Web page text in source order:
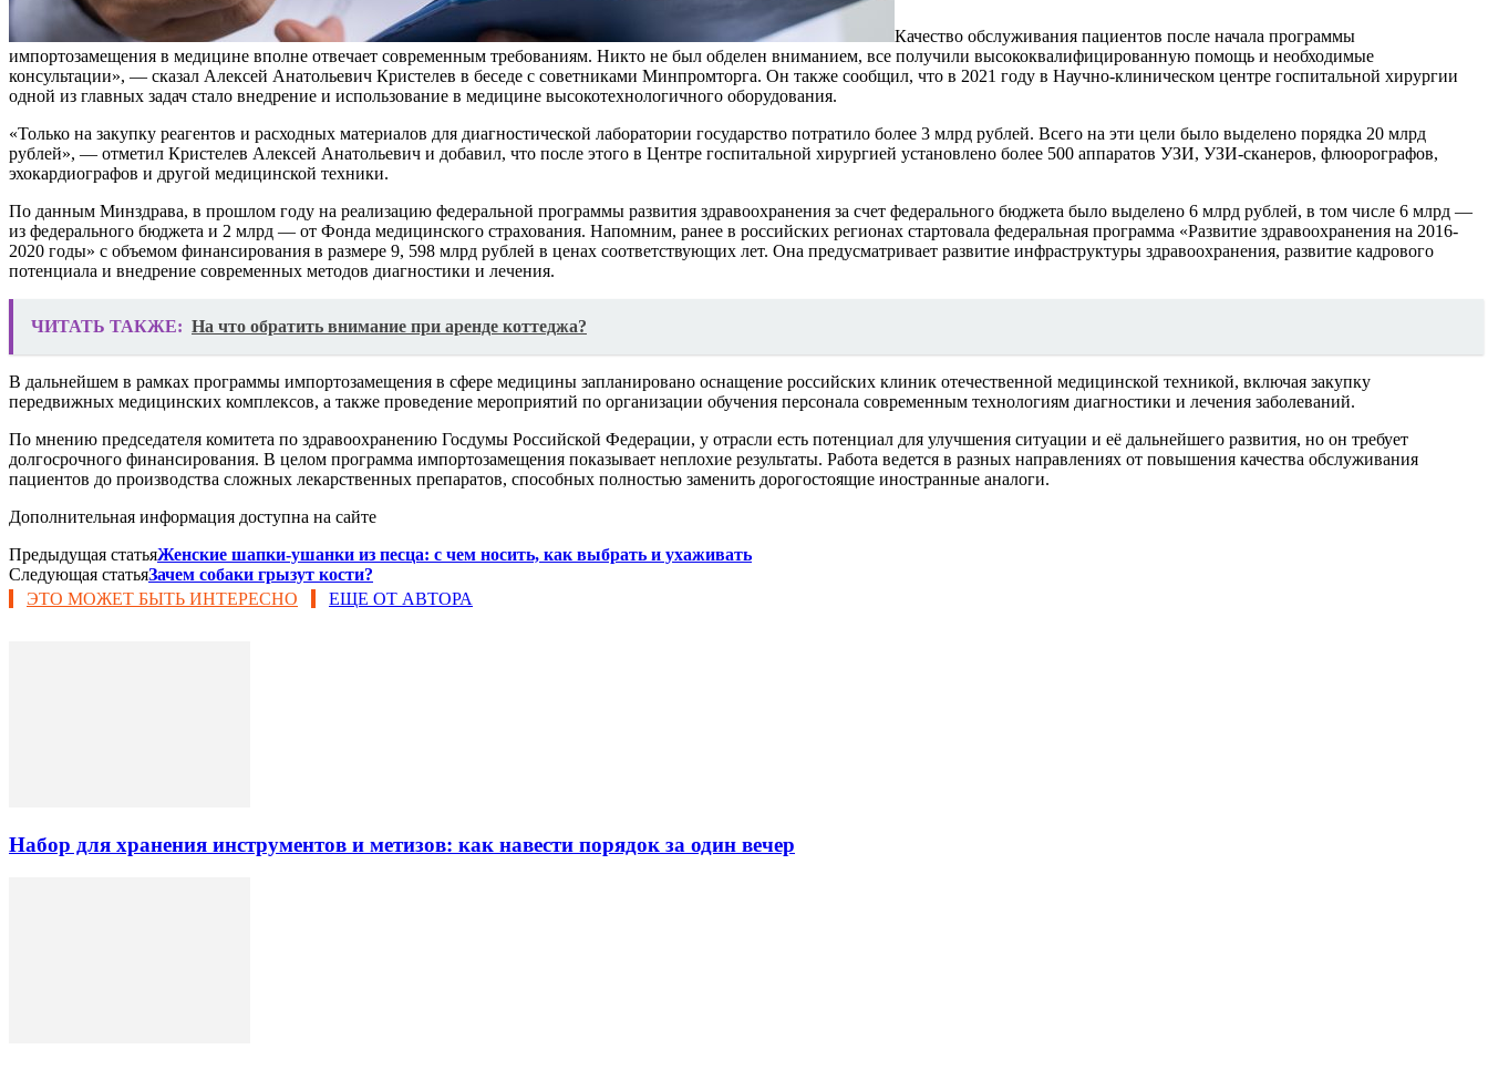
Качество обслуживания пациентов после начала программы
импортозамещения в медицине вполне отвечает современным требованиям. Никто не был обделен вниманием, все получили высококвалифицированную помощь и необходимые
консультации», — сказал Алексей Анатольевич Кристелев в беседе с советниками Минпромторга. Он также сообщил, что в 2021 году в Научно-клиническом центре госпитальной хирургии
одной из главных задач стало внедрение и использование в медицине высокотехнологичного оборудования.
«Только на закупку реагентов и расходных материалов для диагностической лаборатории государство потратило более 3 млрд рублей. Всего на эти цели было выделено порядка 20 млрд
рублей», — отметил Кристелев Алексей Анатольевич и добавил, что после этого в Центре госпитальной хирургией установлено более 500 аппаратов УЗИ, УЗИ-сканеров, флюорографов,
эхокардиографов и другой медицинской техники.
По данным Минздрава, в прошлом году на реализацию федеральной программы развития здравоохранения за счет федерального бюджета было выделено 6 млрд рублей, в том числе 6 млрд —
из федерального бюджета и 2 млрд — от Фонда медицинского страхования. Напомним, ранее в российских регионах стартовала федеральная программа «Развитие здравоохранения на 2016-
2020 годы» с объемом финансирования в размере 9, 598 млрд рублей в ценах соответствующих лет. Она предусматривает развитие инфраструктуры здравоохранения, развитие кадрового
потенциала и внедрение современных методов диагностики и лечения.
ЧИТАТЬ ТАКЖЕ: На что обратить внимание при аренде коттеджа?
В дальнейшем в рамках программы импортозамещения в сфере медицины запланировано оснащение российских клиник отечественной медицинской техникой, включая закупку
передвижных медицинских комплексов, а также проведение мероприятий по организации обучения персонала современным технологиям диагностики и лечения заболеваний.
По мнению председателя комитета по здравоохранению Госдумы Российской Федерации, у отрасли есть потенциал для улучшения ситуации и её дальнейшего развития, но он требует
долгосрочного финансирования. В целом программа импортозамещения показывает неплохие результаты. Работа ведется в разных направлениях от повышения качества обслуживания
пациентов до производства сложных лекарственных препаратов, способных полностью заменить дорогостоящие иностранные аналоги.
Дополнительная информация доступна на сайте
Предыдущая статьяЖенские шапки-ушанки из песца: с чем носить, как выбрать и ухаживать
Следующая статьяЗачем собаки грызут кости?
ЭТО МОЖЕТ БЫТЬ ИНТЕРЕСНО
ЕЩЕ ОТ АВТОРА
Набор для хранения инструментов и метизов: как навести порядок за один вечер